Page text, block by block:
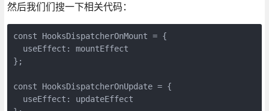
然后我们们搜一下相关代码：
const HooksDispatcherOnMount = {
  useEffect: mountEffect
};
const HooksDispatcherOnUpdate = {
  useEffect: updateEffect